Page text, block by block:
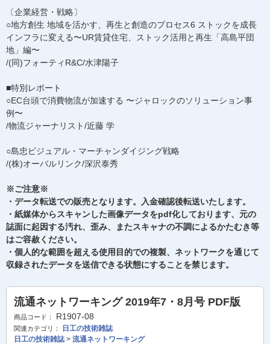
〔企業経営・戦略〕
○地方創生 地域を活かす、再生と創造のプロセス6 ストックを成長
インフラに変える〜UR賃貸住宅、ストック活用と再生「高島平団
地」編〜
/(同)フォーティR&C/水津陽子
■特別レポート
○EC台頭で消費物流が加速する 〜ジャロックのソリューション事
例〜
/物流ジャーナリスト/近藤 学
○島忠ビジュアル・マーチャンダイジング戦略
/(株)オーバルリンク/深沢泰秀
※ご注意※
・データ転送での販売となります。入金確認後転送いたします。
・紙媒体からスキャンした画像データをpdf化しております、元の
誌面に起因する汚れ、歪み、またスキャナの不調によるかたむき等
はご容赦ください。
・個人的な範囲を超える使用目的での複製、ネットワークを通じて
収録されたデータを送信できる状態にすることを禁じます。
流通ネットワーキング 2019年7・8月号 PDF版
商品コード： R1907-08
関連カテゴリ：
日工の技術雑誌
日工の技術雑誌> 流通ネットワーキング